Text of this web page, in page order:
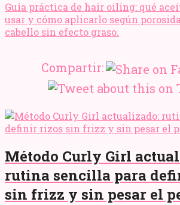
Guía práctica de hair oiling: qué
usar y cómo aplicarlo según
cabello sin efecto graso.
Compartir:
Método Curly Girl
rutina sencilla para
sin frizz y sin pesar el